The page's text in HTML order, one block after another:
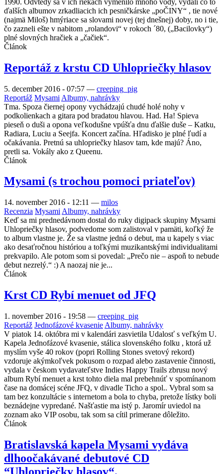
ďalších albumov zrkadliacich ich pesničkárske „poČINY“ , tie nové
(najmä Miloš) hmýriace sa slovami novej (tej dnešnej) doby, no i tie,
čo zazneli ešte v nabitom „rolandovi“ v rokoch ´80, („Bacilovky“)
plné slovných hračiek a „čačiek“.
Článok
Reportáž z krstu CD Uhlopriečky hlasov
5. december 2016 - 07:57 — creeping_pig
Reportáž Mysami Albumy, nahrávky
Tma. Spoza čiernej opony vychádzajú chudé holé nohy v
podkolienkach a gitara pod bradatou hlavou. Had. Ha! Spieva
pieseň o duši a opona veľkodušne vpúšťa dnu ďalšie duše – Katku,
Radiara, Luciu a Seejfa. Koncert začína. Hľadisko je plné ľudí a
očakávania. Pretnú sa uhlopriečky hlasov tam, kde majú? Áno,
pretli sa. Vokály ako z Queenu.
Článok
Mysami (s trochou pomoci priateľov)
14. november 2016 - 12:11 — milos
Recenzia Mysami Albumy, nahrávky
Keď sa mi prednedávnom dostal do ruky digipack skupiny Mysami
Uhlopriečky hlasov, podvedome som zalistoval v pamäti, koľký že
to album vlastne je. Že sa vlastne jedná o debut, ma u kapely s viac
ako desaťročnou históriou a toľkými muzikantskými individualitami
prekvapilo. Ale potom som si povedal: „Prečo nie – aspoň to nebude
debut nezrelý.“ :) A naozaj nie je...
Článok
Krst CD Rybí menuet od JFQ
1. november 2016 - 19:58 — creeping_pig
Reportáž Jednofázové kvasenie Albumy, nahrávky
V piatok 14. októbra mi v kalendári zasvietila Udalosť s veľkým U.
Kapela Jednofázové kvasenie, stálica slovenského folku , ktorá už
myslím vyše 40 rokov (popri Rolling Stones svetový rekord)
vzdoruje akýmkoľvek pokusom o rozpad alebo zastavenie činnosti,
vydala v českom vydavateľstve Indies Happy Trails zbrusu nový
album Rybí menuet a krst tohto diela mal prebehnúť v spomínanom
čase na domácej scéne JFQ, v divadle Ticho a spol.. Vybral som sa
tam bez konzultácie s internetom a bola to chyba, pretože lístky boli
beznádejne vypredané. Našťastie ma istý p. Jaromír uviedol na
zoznam ako VIP osobu, tak som sa cítil primerane dôležito.
Článok
Bratislavská kapela Mysami vydáva
dlhoočakávané debutové CD